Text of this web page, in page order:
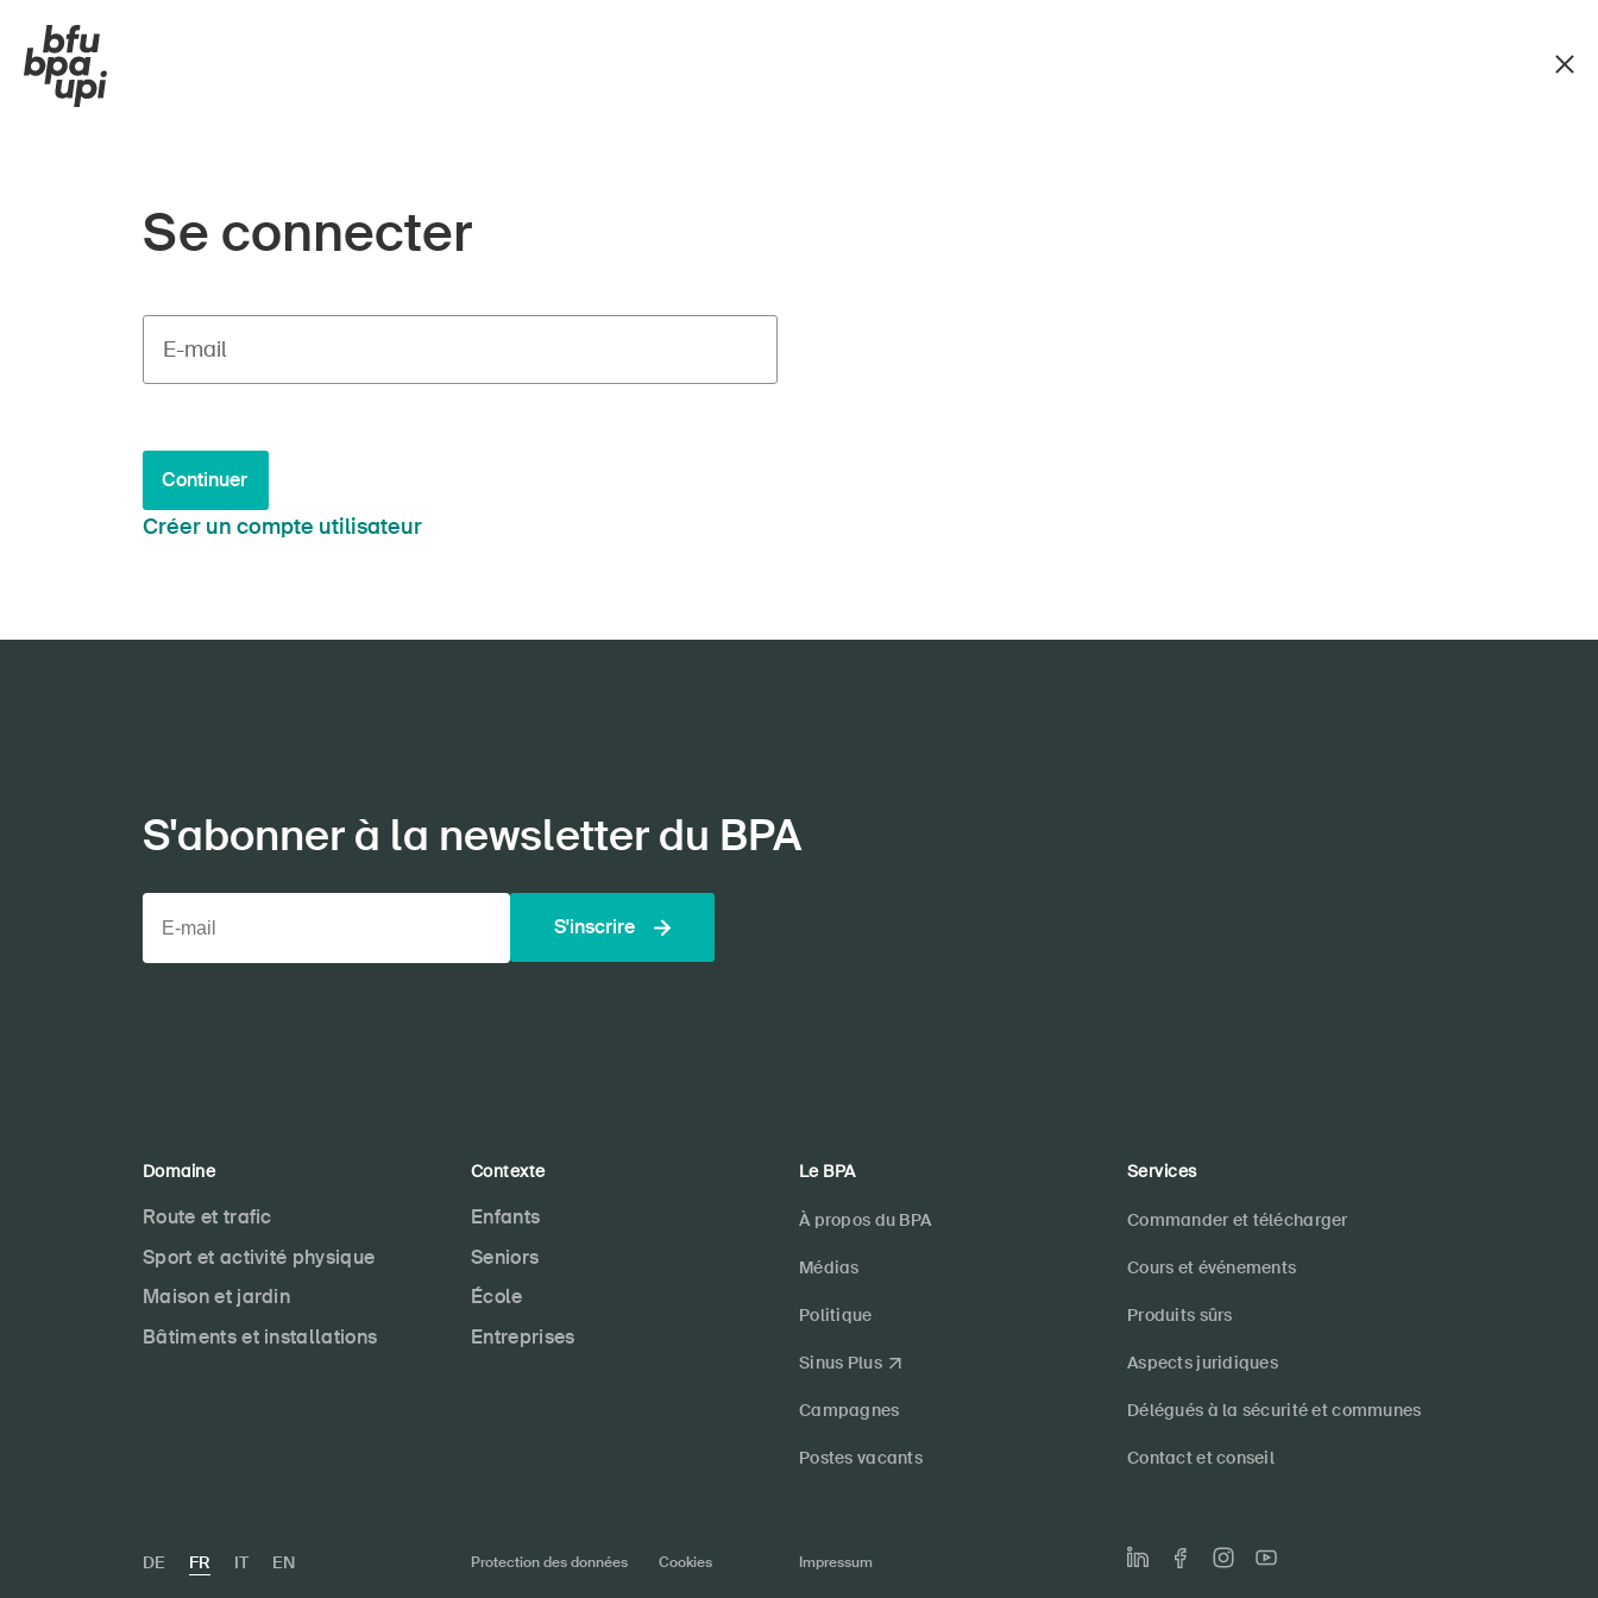
Se connecter
E-mail
Continuer
Créer un compte utilisateur
S'abonner à la newsletter du BPA
S'inscrire
Domaine
Route et trafic
Sport et activité physique
Maison et jardin
Bâtiments et installations
Contexte
Enfants
Seniors
École
Entreprises
Le BPA
À propos du BPA
Médias
Politique
Sinus Plus
Campagnes
Postes vacants
Services
Commander et télécharger
Cours et événements
Produits sûrs
Aspects juridiques
Délégués à la sécurité et communes
Contact et conseil
DE FR IT EN Protection des données Cookies Impressum